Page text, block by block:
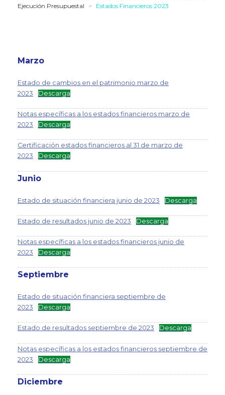
Ejecución Presupuestal
> Estados Financieros 2023
Marzo
Estado de cambios en el patrimonio marzo de
2023
Descarga
Notas específicas a los estados financieros marzo de
2023
Descarga
Certificación estados financieros al 31 de marzo de
2023
Descarga
Junio
Estado de situación financiera junio de 2023 Descarga
Estado de resultados junio de 2023 Descarga
Notas específicas a los estados financieros junio de
2023
Descarga
Septiembre
Estado de situación financiera septiembre de
2023
Descarga
Estado de resultados septiembre de 2023 Descarga
Notas específicas a los estados financieros septiembre de
2023
Descarga
Diciembre